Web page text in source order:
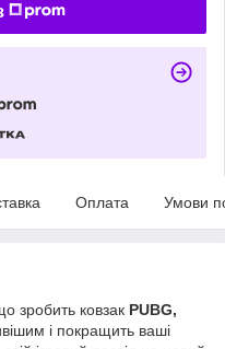
Оплата Умови
зробить ковзак PUBG,
і покращить ваші